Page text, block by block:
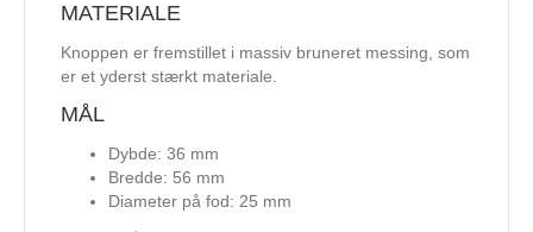
MATERIALE
Knoppen er fremstillet i massiv bruneret messing, som
er et yderst stærkt materiale.
MÅL
Dybde: 36 mm
Bredde: 56 mm
Diameter på fod: 25 mm